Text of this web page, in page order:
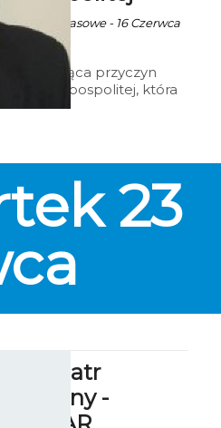
za mat. prasowe - 16 Czerwca
12:47
dotycząca przyczyn
I Rzeczypospolitej, która
się w środę (22 bm.) o
poprowadzi Jan Lech
23
Teatr
-